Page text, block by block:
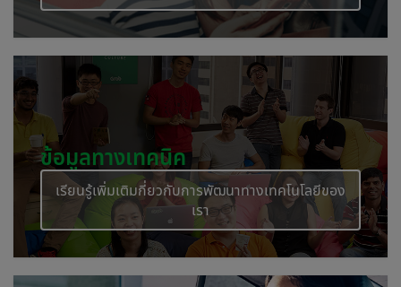
ข้อมูลทางเทคนิค
เรียนรู้เพิ่มเติมกี่ยวกับการพัฒนาทางเทคโนโลยีของ
เรา